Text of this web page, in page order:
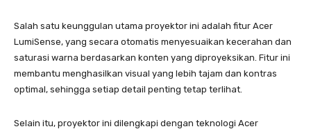
Salah satu keunggulan utama proyektor ini adalah fitur Acer
LumiSense, yang secara otomatis menyesuaikan kecerahan dan
saturasi warna berdasarkan konten yang diproyeksikan. Fitur ini
membantu menghasilkan visual yang lebih tajam dan kontras
optimal, sehingga setiap detail penting tetap terlihat.
Selain itu, proyektor ini dilengkapi dengan teknologi Acer